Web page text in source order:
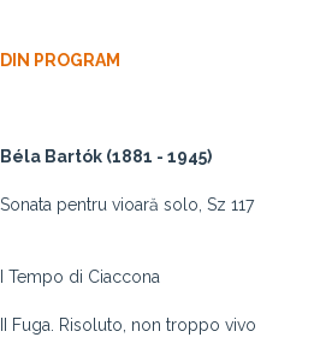
DIN PROGRAM
Béla Bartók (1881 - 1945)
Sonata pentru vioară solo, Sz 117
I Tempo di Ciaccona
II Fuga. Risoluto, non troppo vivo